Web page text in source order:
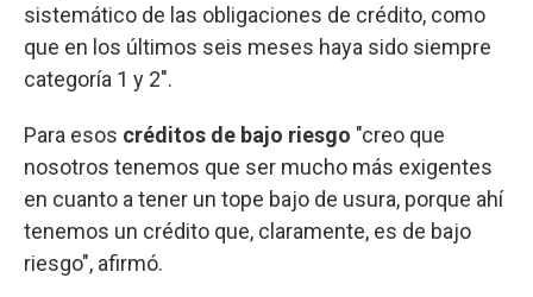
sistemático de las obligaciones de crédito, como
que en los últimos seis meses haya sido siempre
categoría 1 y 2".
Para esos créditos de bajo riesgo "creo que
nosotros tenemos que ser mucho más exigentes
en cuanto a tener un tope bajo de usura, porque ahí
tenemos un crédito que, claramente, es de bajo
riesgo", afirmó.